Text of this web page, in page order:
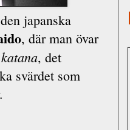
japanska
, där man övar
katana, det
svärdet som